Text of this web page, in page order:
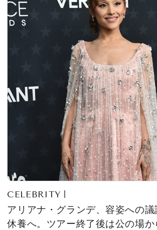
CELEBRITY
アリアナ・グランデ、容姿への
休養へ。ツアー終了後は公の場か